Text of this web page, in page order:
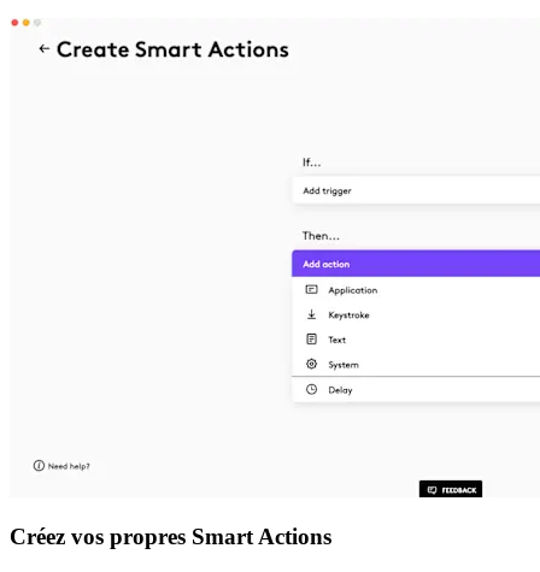
Créez vos propres Smart Actions